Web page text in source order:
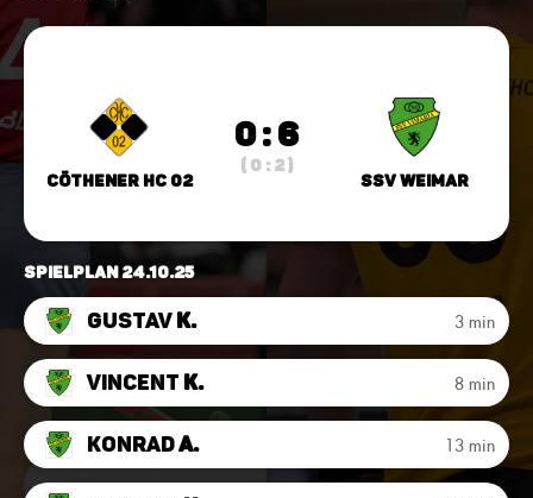
Cöthener HC 02
0 : 6
( 0 : 2 )
SSV Weimar
Spielplan 24.10.25
GustavK. 3 min
Vincent K. 8 min
KonradA. 13 min